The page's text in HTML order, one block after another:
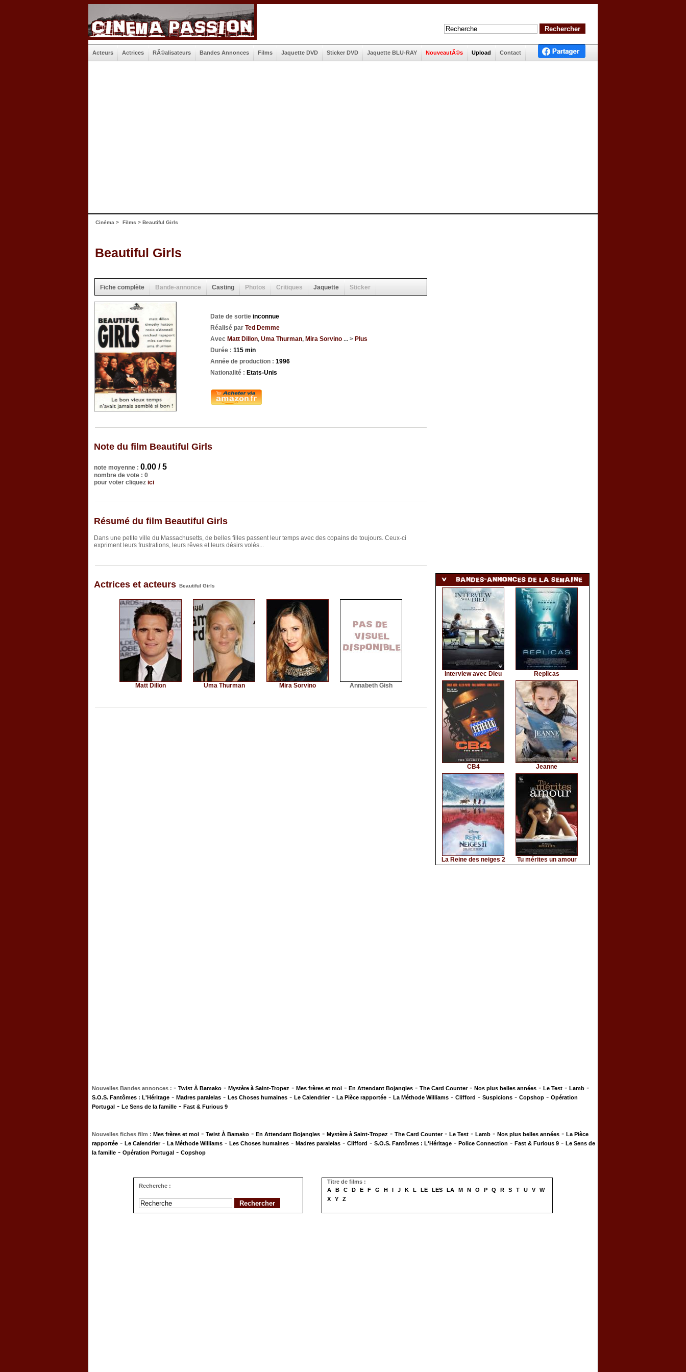
Acteurs Actrices RÃ©alisateurs Bandes Annonces Films Jaquette DVD Sticker DVD Jaquette BLU-RAY NouveautÃ©s Upload Contact
Cinéma > Films > Beautiful Girls
Beautiful Girls
Fiche complète Bande-annonce Casting Photos Critiques Jaquette Sticker
Date de sortie inconnue
Réalisé par Ted Demme
Avec Matt Dillon, Uma Thurman, Mira Sorvino ... > Plus
Durée : 115 min
Année de production : 1996
Nationalité : Etats-Unis
Note du film Beautiful Girls
note moyenne : 0.00 / 5
nombre de vote : 0
pour voter cliquez ici
Résumé du film Beautiful Girls
Dans une petite ville du Massachusetts, de belles filles passent leur temps avec des copains de toujours. Ceux-ci
expriment leurs frustrations, leurs rêves et leurs désirs volés...
Actrices et acteurs Beautiful Girls
Matt Dillon Uma Thurman Mira Sorvino Annabeth Gish
Interview avec Dieu Replicas
CB4 Jeanne
La Reine des neiges 2 Tu mérites un amour
Nouvelles Bandes annonces : - Twist À Bamako - Mystère à Saint-Tropez - Mes frères et moi - En Attendant Bojangles - The Card Counter- Nos plus belles années - Le Test - Lamb -
S.O.S. Fantômes : L'Héritage - Madres paralelas - Les Choses humaines - Le Calendrier- La Pièce rapportée - La Méthode Williams - Clifford - Suspicions - Copshop - Opération
Portugal - Le Sens de la famille - Fast & Furious 9
Nouvelles fiches film : Mes frères et moi - Twist À Bamako - En Attendant Bojangles - Mystère à Saint-Tropez - The Card Counter- Le Test - Lamb - Nos plus belles années - La Pièce
rapportée - Le Calendrier- La Méthode Williams - Les Choses humaines - Madres paralelas - Clifford - S.O.S. Fantômes : L'Héritage - Police Connection - Fast & Furious 9 - Le Sens de
la famille - Opération Portugal - Copshop
Recherche :
Titre de films :
A
B C D E F G H I J K L LE LES LA M N O P Q R S T U V
W
X
Y Z